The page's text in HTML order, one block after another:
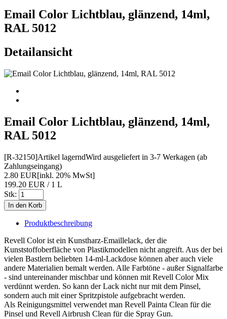
Email Color Lichtblau, glänzend, 14ml,
RAL 5012
Detailansicht
Email Color Lichtblau, glänzend, 14ml,
RAL 5012
[R-32150]Artikel lagerndWird ausgeliefert in 3-7 Werkagen (ab
Zahlungseingang)
2.80 EUR[inkl. 20% MwSt]
199.20 EUR / 1 L
Stk:
Produktbeschreibung
Revell Color ist ein Kunstharz-Emaillelack, der die
Kunststoffoberfläche von Plastikmodellen nicht angreift. Aus der bei
vielen Bastlern beliebten 14-ml-Lackdose können aber auch viele
andere Materialien bemalt werden. Alle Farbtöne - außer Signalfarbe
- sind untereinander mischbar und können mit Revell Color Mix
verdünnt werden. So kann der Lack nicht nur mit dem Pinsel,
sondern auch mit einer Spritzpistole aufgebracht werden.
Als Reinigungsmittel verwendet man Revell Painta Clean für die
Pinsel und Revell Airbrush Clean für die Spray Gun.